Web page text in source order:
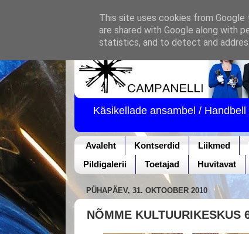
Käsikellade ansambel /
Avaleht Kontserdid Liikmed
Pildigalerii
Toetajad Huvitavat
PÜHAPÄEV, 31. OKTOOBER 2010
NÕMME KULTUURIKESKUS
This site uses cookies from
are shared with Google along with
statistics, and to detect and